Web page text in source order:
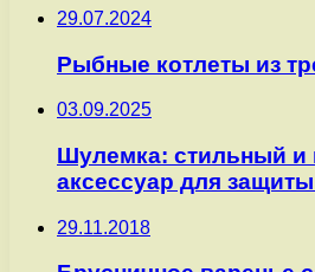
29.07.2024
Рыбные котлеты из
03.09.2025
Шулемка: стильный и
аксессуар для
29.11.2018